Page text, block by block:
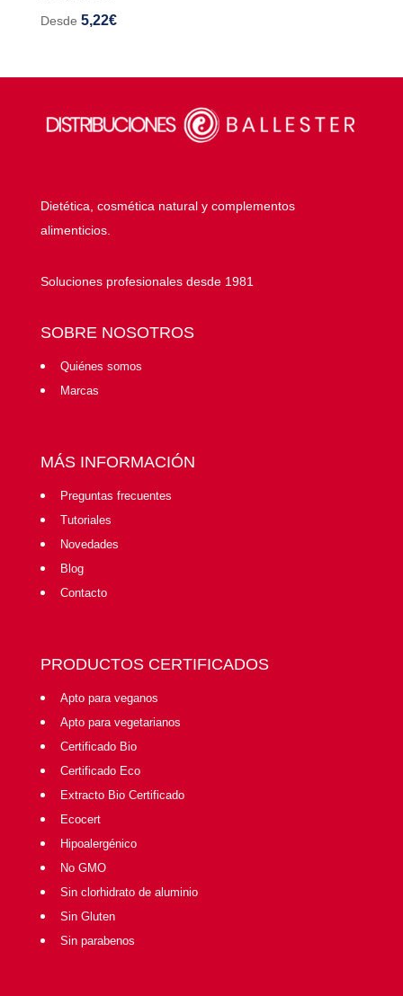
Desde 5,22€
Dietética, cosmética natural y complementos
alimenticios.
Soluciones profesionales desde 1981
SOBRE NOSOTROS
Quiénes somos
Marcas
MÁS INFORMACIÓN
Preguntas frecuentes
Tutoriales
Novedades
Blog
Contacto
PRODUCTOS CERTIFICADOS
Apto para veganos
Apto para vegetarianos
Certificado Bio
Certificado Eco
Extracto Bio Certificado
Ecocert
Hipoalergénico
No GMO
Sin clorhidrato de aluminio
Sin Gluten
Sin parabenos